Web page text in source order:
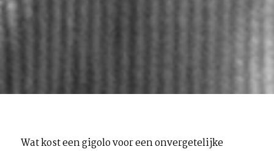
Wat kost een gigolo voor een onvergetelijke